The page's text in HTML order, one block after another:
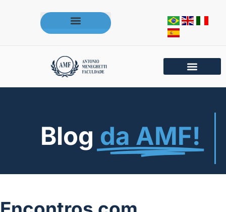
Blog da AMF!